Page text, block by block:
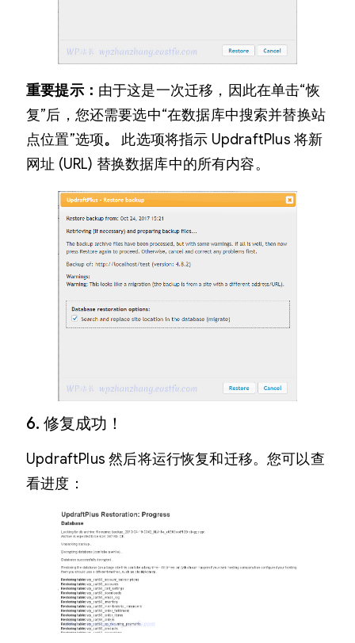
重要提示： 由于这是一次迁移，因此在单击“恢
复”后，您还需要选中“在数据库中搜索并替换站
点位置”选项。
此选项将指示 UpdraftPlus 将新
网址 (URL) 替换数据库中的所有内容。
6. 修复成功！
UpdraftPlus 然后将运行恢复和迁移。您可以查
看进度：